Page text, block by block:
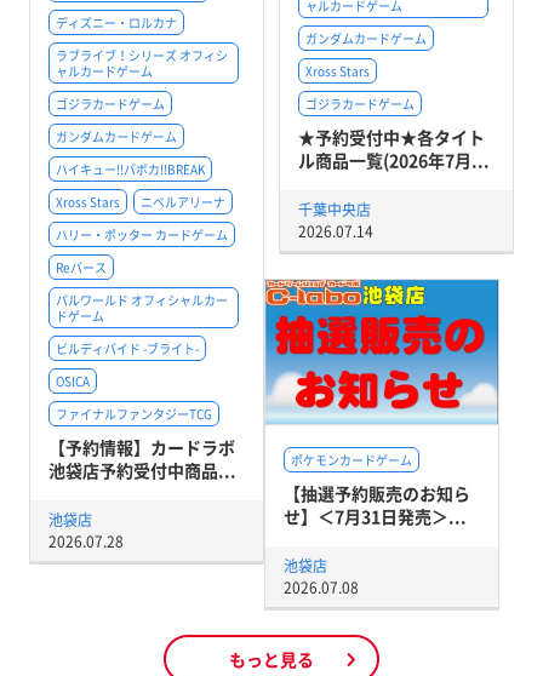
ディズニー・ロルカナ
ラブライブ！シリーズ オフィシ
ャルカードゲーム
ゴジラカードゲーム
ガンダムカードゲーム
ハイキュー!!バボカ!!BREAK
Xross Stars
ニベルアリーナ
ハリー・ポッター カードゲーム
Reバース
パルワールド オフィシャルカー
ドゲーム
ビルディバイド -ブライト-
OSICA
ファイナルファンタジーTCG
【予約情報】カードラボ
池袋店予約受付中商品...
池袋店
2026.07.28
ャルカードゲーム
ガンダムカードゲーム
Xross Stars
ゴジラカードゲーム
★予約受付中★各タイト
ル商品一覧(2026年7月...
千葉中央店
2026.07.14
ポケモンカードゲーム
【抽選予約販売のお知ら
せ】＜7月31日発売＞...
池袋店
2026.07.08
もっと見る